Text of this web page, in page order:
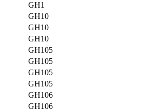
GH1
GH10
GH10
GH10
GH105
GH105
GH105
GH105
GH106
GH106